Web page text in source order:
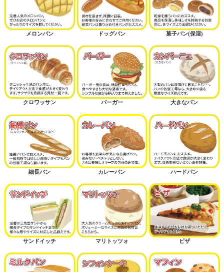
メロンパン ドッグパン 菓子パン(保湿)
クロワッサン バーガー 大きなパン
細長パン カレーパン ハードパン
サンドイッチ マリトッツォ ピザ